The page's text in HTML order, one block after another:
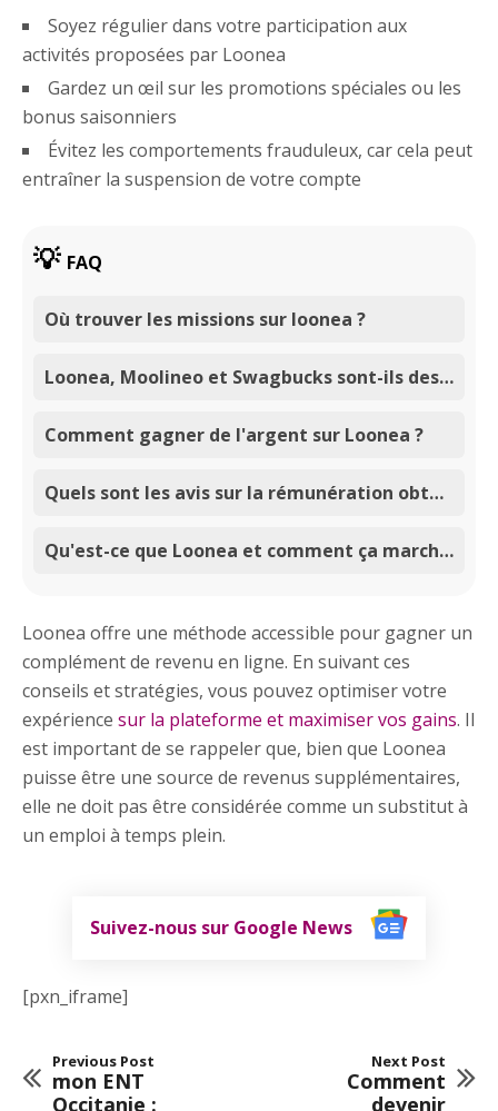
Soyez régulier dans votre participation aux
activités proposées par Loonea
Gardez un œil sur les promotions spéciales ou les
bonus saisonniers
Évitez les comportements frauduleux, car cela peut
entraîner la suspension de votre compte
FAQ
Où trouver les missions sur loonea ?
Loonea, Moolineo et Swagbucks sont-ils des sites similaires ?
Comment gagner de l'argent sur Loonea ?
Quels sont les avis sur la rémunération obtenue grâce à Loonea ?
Qu'est-ce que Loonea et comment ça marche ?
Loonea offre une méthode accessible pour gagner un
complément de revenu en ligne. En suivant ces
conseils et stratégies, vous pouvez optimiser votre
expérience sur la plateforme et maximiser vos gains. Il
est important de se rappeler que, bien que Loonea
puisse être une source de revenus supplémentaires,
elle ne doit pas être considérée comme un substitut à
un emploi à temps plein.
Suivez-nous sur Google News
[pxn_iframe]
Previous Post
mon ENT
Occitanie :
Next Post
Comment
devenir